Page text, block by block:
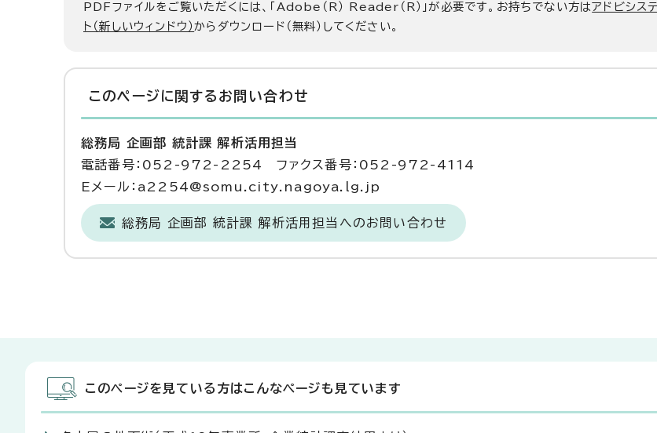
PDFファイルをご覧いただくには、「Adobe（R） Reader（R）」が必要です。お持ちでない方はアドビシス
ト（新しいウィンドウ）からダウンロード（無料）してください。
このページに関する お問い合わせ
総務局 企画部 統計課 解析活用担当
電話番号：052-972-2254 ファクス番号：052-972-4114
Eメール：a2254@somu.city.nagoya.lg.jp
総務局 企画部 統計課 解析活用担当へのお問い合わせ
このページを見ている方はこんなページも見ています